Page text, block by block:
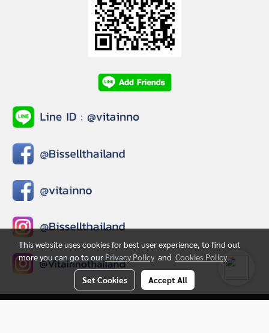
This website uses cookies for best user experience, to find out
more you can go to our Privacy Policy and Cookies Policy
Set Cookies Accept All